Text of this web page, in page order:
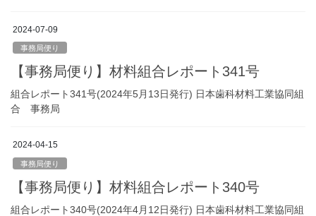
2024-07-09
事務局便り
【事務局便り】材料組合レポート341号
組合レポート341号(2024年5月13日発行) 日本歯科材料工業協同組
合 事務局
2024-04-15
事務局便り
【事務局便り】材料組合レポート340号
組合レポート340号(2024年4月12日発行) 日本歯科材料工業協同組